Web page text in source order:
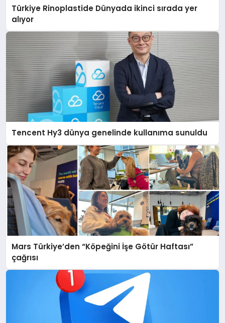
Türkiye Rinoplastide Dünyada ikinci sırada yer
alıyor
Tencent Hy3 dünya genelinde kullanıma sunuldu
Mars Türkiye’den “Köpeğini İşe Götür Haftası”
çağrısı